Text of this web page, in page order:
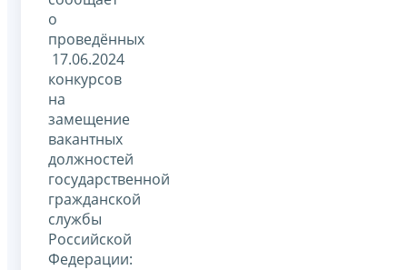
о
проведённых
17.06.2024
конкурсов
на
замещение
вакантных
должностей
государственной
гражданской
службы
Российской
Федерации: